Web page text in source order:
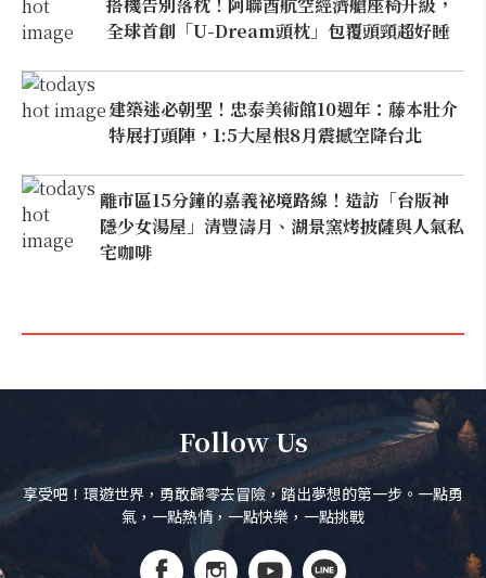
全球首創「U-Dream頭枕」包覆頭頸超好睡
建築迷必朝聖！忠泰美術館10週年：藤本壯介
特展打頭陣，1:5大屋根8月震撼空降台北
離市區15分鐘的嘉義祕境路線！造訪「台版神
隱少女湯屋」清豐濤月、湖景窯烤披薩與人氣私
宅咖啡
Follow Us
享受吧！環遊世界，勇敢歸零去冒險，踏出夢想的第一步。一點勇
氣，一點熱情，一點快樂，一點挑戰